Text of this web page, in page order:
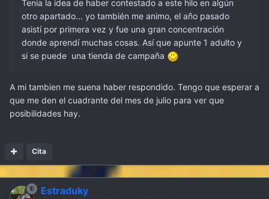
Tenia la idea de haber contestado a este hilo en algún
otro apartado... yo también me animo, el año pasado
asistí por primera vez y fue una gran concentración
donde aprendí muchas cosas. Así que apunte 1 adulto y
si se puede una tienda de campaña
A mi tambien me suena haber respondido. Tengo que esperar a
que me den el cuadrante del mes de julio para ver que
posibilidades hay.
Cita
Estraduky